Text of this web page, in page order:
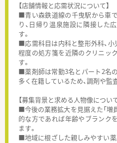
【店舗情報と応需状況について】
■青い森鉄道線の千曳駅から車
り、日帰り温泉施設に隣接した
す。
■応需科目は内科と整形外科、小
程度の処方箋を近隣のクリニッ
す。
■薬剤師は常勤3名とパート2名
多く在籍しているため、調剤や監
【募集背景と求める人物像につい
■今後の業務拡大を見据えた「増
的な方であれば年齢やブランク
ます。
■地域に根ざした親しみやすい